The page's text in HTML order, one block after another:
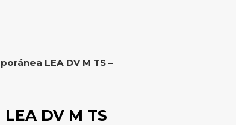
LEA DV M TS –
DV M TS